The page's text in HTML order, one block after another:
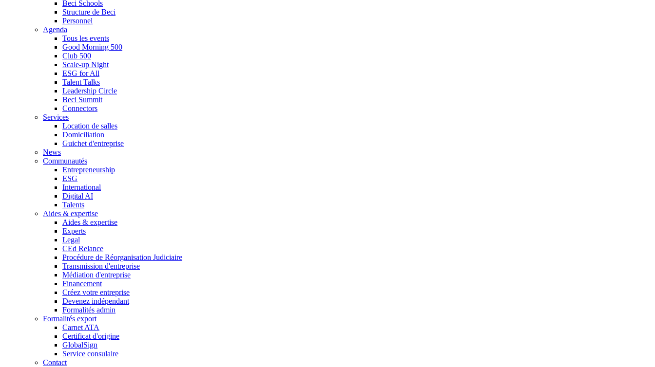
Beci Schools
Structure de Beci
Personnel
Agenda
Tous les events
Good Morning 500
Club 500
Scale-up Night
ESG for All
Talent Talks
Leadership Circle
Beci Summit
Connectors
Services
Location de salles
Domiciliation
Guichet d'entreprise
News
Communautés
Entrepreneurship
ESG
International
Digital AI
Talents
Aides & expertise
Aides & expertise
Experts
Legal
CEd Relance
Procédure de Réorganisation Judiciaire
Transmission d'entreprise
Médiation d'entreprise
Financement
Créez votre entreprise
Devenez indépendant
Formalités admin
Formalités export
Carnet ATA
Certificat d'origine
GlobalSign
Service consulaire
Contact